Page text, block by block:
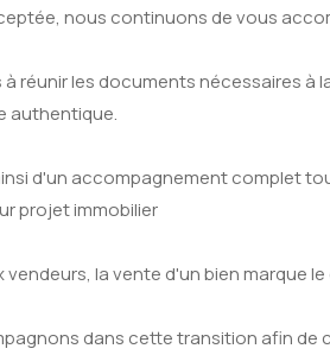
nous continuons de vous
réunir les documents nécessaires
authentique.
d'un accompagnement complet
projet immobilier
vendeurs, la vente d'un bien marque
dans cette transition afin